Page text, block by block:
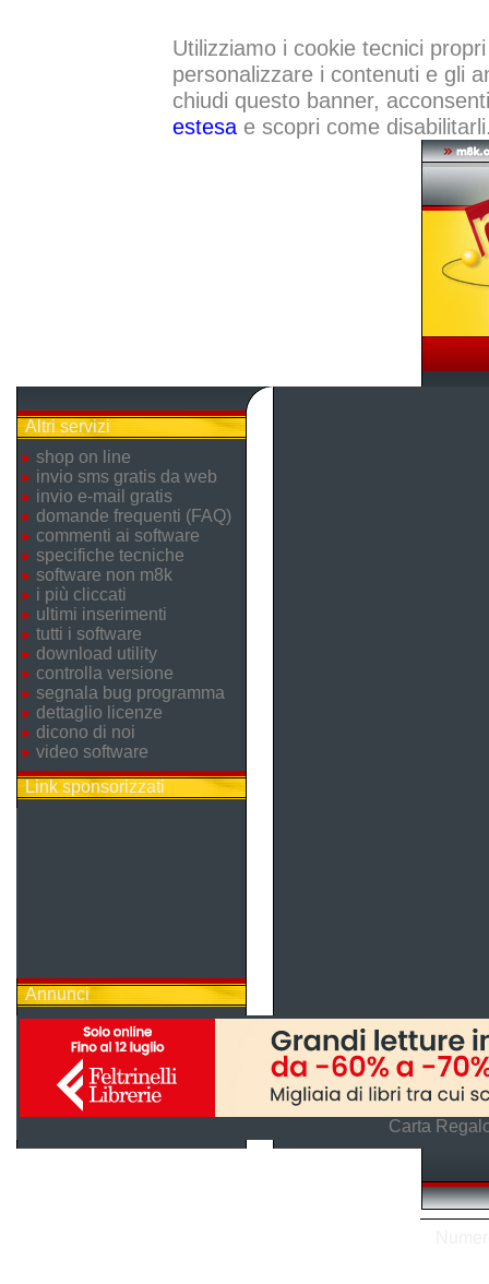
Utilizziamo i cookie tecnici
personalizzare i contenuti e gli
chiudi questo banner,
estesae scopri come
Altri servizi
shop on line
invio sms gratis da web
invio e-mail gratis
domande frequenti (FAQ)
commenti ai software
specifiche tecniche
software non m8k
i più cliccati
ultimi inserimenti
tutti i software
download utility
controlla versione
segnala bug programma
dettaglio licenze
dicono di noi
video software
Link sponsorizzati
Annunci
Carta